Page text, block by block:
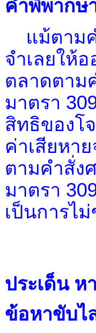
คำพิพากษ
แม้ตามค
จำเลยให้
ตลาดตาม
มาตรา
สิทธิของโ
ค่าเสียหา
ตามคำสั่ง
มาตรา
เป็นการไ
ประเด็น ห
ข้อหาขับไ